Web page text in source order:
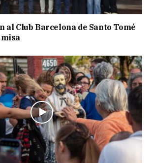
al Club Barcelona de Santo Tomé